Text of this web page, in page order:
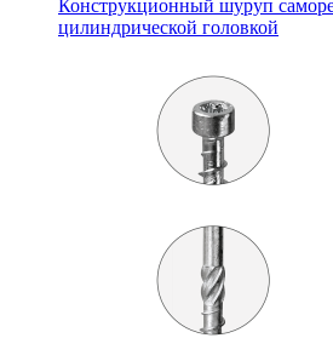
Конструкционный шуруп
цилиндрической головкой